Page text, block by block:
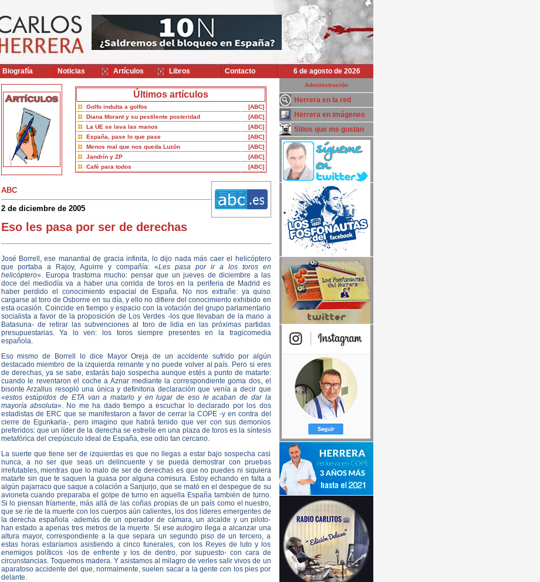
6 de agosto de 2026
Últimos artículos
Golfo indulta a golfos
[ABC]
Diana Morant y su pestilente posteridad
[ABC]
La UE se lava las manos
[ABC]
España, pase lo que pase
[ABC]
Menos mal que nos queda Luzón
[ABC]
Jandrín y ZP
[ABC]
Café para todos
[ABC]
ABC
2 de diciembre de 2005
Eso les pasa por ser de derechas
José Borrell, ese manantial de gracia infinita, lo dijo nada más caer el helicóptero
que portaba a Rajoy, Aguirre y compañía: «Les pasa por ir a los toros en
helicóptero». Europa trastorna mucho: pensar que un jueves de diciembre a las
doce del mediodía va a haber una corrida de toros en la periferia de Madrid es
haber perdido el conocimiento espacial de España. No nos extrañe: ya quiso
cargarse al toro de Osborne en su día, y ello no difiere del conocimiento exhibido en
esta ocasión. Coincide en tiempo y espacio con la votación del grupo parlamentario
socialista a favor de la proposición de Los Verdes -los que llevaban de la mano a
Batasuna- de retirar las subvenciones al toro de lidia en las próximas partidas
presupuestarias. Ya lo ven: los toros siempre presentes en la tragicomedia
española.
Eso mismo de Borrell lo dice Mayor Oreja de un accidente sufrido por algún
destacado miembro de la izquierda reinante y no puede volver al país. Pero si eres
de derechas, ya se sabe, estarás bajo sospecha aunque estés a punto de matarte:
cuando le reventaron el coche a Aznar mediante la correspondiente goma dos, el
bisonte Arzallus resopló una única y definitoria declaración que venía a decir que
«estos estúpidos de ETA van a matarlo y en lugar de eso le acaban de dar la
mayoría absoluta». No me ha dado tiempo a escuchar lo declarado por los dos
estadistas de ERC que se manifestaron a favor de cerrar la COPE -y en contra del
cierre de Egunkaria-, pero imagino que habrá tenido que ver con sus demonios
preferidos: que un líder de la derecha se estrelle en una plaza de toros es la síntesis
metafórica del crepúsculo ideal de España, ese odio tan cercano.
La suerte que tiene ser de izquierdas es que no llegas a estar bajo sospecha casi
nunca, a no ser que seas un delincuente y se pueda demostrar con pruebas
irrefutables, mientras que lo malo de ser de derechas es que no puedes ni siquiera
matarte sin que te saquen la guasa por alguna comisura. Estoy echando en falta a
algún pajarraco que saque a colación a Sanjurjo, que se mató en el despegue de su
avioneta cuando preparaba el golpe de turno en aquella España también de turno.
Si lo piensan fríamente, más allá de las coñas propias de un país como el nuestro,
que se ríe de la muerte con los cuerpos aún calientes, los dos líderes emergentes de
la derecha española -además de un operador de cámara, un alcalde y un piloto-
han estado a apenas tres metros de la muerte. Si ese autogiro llega a alcanzar una
altura mayor, correspondiente a la que separa un segundo piso de un tercero, a
estas horas estaríamos asistiendo a cinco funerales, con los Reyes de luto y los
enemigos políticos -los de enfrente y los de dentro, por supuesto- con cara de
circunstancias. Toquemos madera. Y asistamos al milagro de verles salir vivos de un
aparatoso accidente del que, normalmente, suelen sacar a la gente con los pies por
delante.
Administración
Herrera en la red
Herrera en imágenes
Sitios que me gustan
Biografía Noticias Artículos Libros Contacto